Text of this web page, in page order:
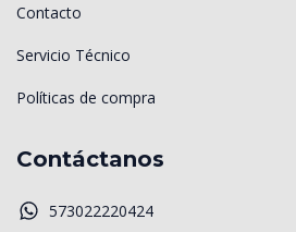
Contacto
Servicio Técnico
Políticas de compra
Contáctanos
573022220424